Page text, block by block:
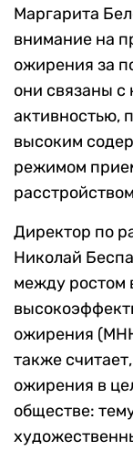
Маргарита
внимание на
ожирения за
они связаны с
активностью,
высоким
режимом
Директор по
Николай
между ростом
ожирения
также
ожирения в
обществе: